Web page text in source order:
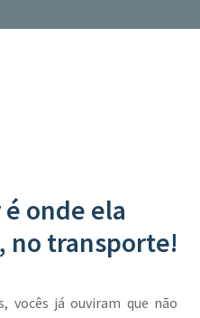
onde ela
no transporte!
vocês já ouviram que não